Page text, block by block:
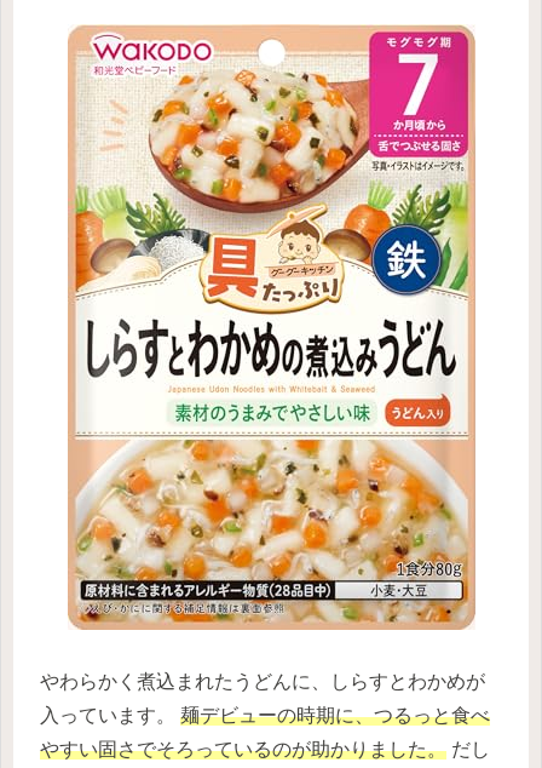
やわらかく煮込まれたうどんに、しらすとわかめが
入っています。 麺デビューの時期に、つるっと食べ
やすい固さでそろっているのが助かりました。 だし